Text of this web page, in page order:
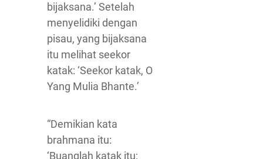
bijaksana.’ Setelah
menyelidiki dengan
pisau, yang bijaksana
itu melihat seekor
katak: ‘Seekor katak, O
Yang Mulia Bhante.’
“Demikian kata
brahmana itu:
‘Buanglah katak itu;